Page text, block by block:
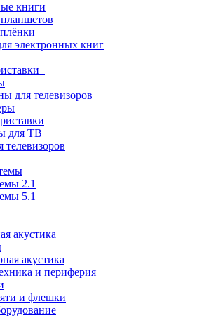
книги
электронных книг
для телевизоров
для ТВ
телевизоров
2.1
5.1
акустика
акустика
и периферия
и флешки